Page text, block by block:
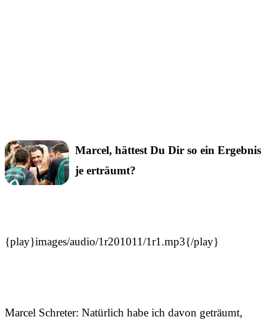
Marcel, hättest Du Dir so ein Ergebnis
je erträumt?
{play}images/audio/1r201011/1r1.mp3{/play}
Marcel Schreter: Natürlich habe ich davon geträumt,